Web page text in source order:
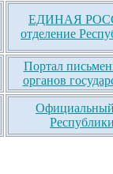
ЕДИНАЯ
отделение
Портал
органов
Официальный